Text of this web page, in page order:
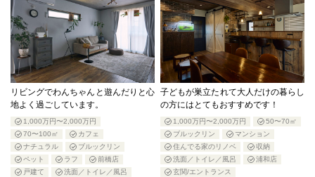
リビングでわんちゃんと遊んだりと心
地よく過ごしています。
1,000万円〜2,000万円
70〜100㎡
カフェ
ナチュラル
ブルックリン
ペット
ラフ
前橋店
戸建て
洗面／トイレ／風呂
子どもが巣立たれて大人だけの暮らし
の方にはとてもおすすめです！
1,000万円〜2,000万円
50〜70㎡
ブルックリン
マンション
住んでる家のリノベ
収納
洗面／トイレ／風呂
浦和店
玄関/エントランス